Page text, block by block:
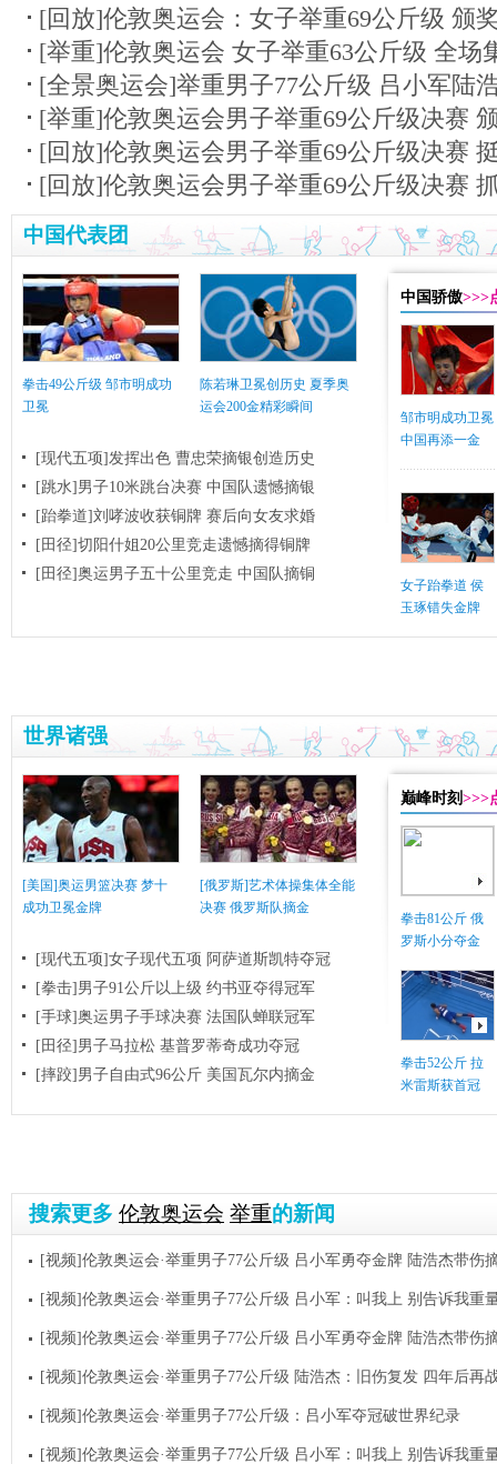
[回放]伦敦奥运会：女子举重69公斤级 颁
[举重]伦敦奥运会 女子举重63公斤级 全场
[全景奥运会]举重男子77公斤级 吕小军陆
[举重]伦敦奥运会男子举重69公斤级决赛
[回放]伦敦奥运会男子举重69公斤级决赛
[回放]伦敦奥运会男子举重69公斤级决赛
中国代表团
拳击49公斤级 邹市明成功
卫冕
陈若琳卫冕创历史 夏季奥
运会200金精彩瞬间
[现代五项]发挥出色 曹忠荣摘银创造历史
[跳水]男子10米跳台决赛 中国队遗憾摘银
[跆拳道]刘哮波收获铜牌 赛后向女友求婚
[田径]切阳什姐20公里竞走遗憾摘得铜牌
[田径]奥运男子五十公里竞走 中国队摘铜
中国骄傲>>>
邹市明成功卫冕
中国再添一金
女子跆拳道 侯
玉琢错失金牌
世界诸强
[美国]奥运男篮决赛 梦十
成功卫冕金牌
[俄罗斯]艺术体操集体全能
决赛 俄罗斯队摘金
[现代五项]女子现代五项 阿萨道斯凯特夺冠
[拳击]男子91公斤以上级 约书亚夺得冠军
[手球]奥运男子手球决赛 法国队蝉联冠军
[田径]男子马拉松 基普罗蒂奇成功夺冠
[摔跤]男子自由式96公斤 美国瓦尔内摘金
巅峰时刻>>>
拳击81公斤 俄
罗斯小分夺金
拳击52公斤 拉
米雷斯获首冠
搜索更多 伦敦奥运会 举重的新闻
[视频]伦敦奥运会·举重男子77公斤级 吕小军勇夺金牌 陆浩杰带伤
[视频]伦敦奥运会·举重男子77公斤级 吕小军：叫我上 别告诉我重
[视频]伦敦奥运会·举重男子77公斤级 吕小军勇夺金牌 陆浩杰带伤
[视频]伦敦奥运会·举重男子77公斤级 陆浩杰：旧伤复发 四年后再
[视频]伦敦奥运会·举重男子77公斤级：吕小军夺冠破世界纪录
[视频]伦敦奥运会·举重男子77公斤级 吕小军：叫我上 别告诉我重